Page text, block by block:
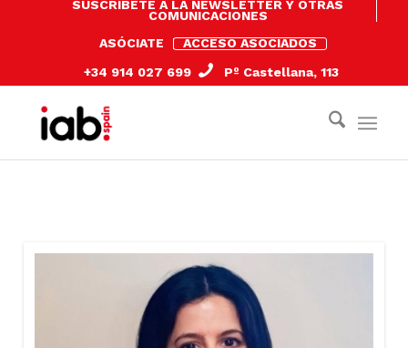
SUSCRÍBETE A LA NEWSLETTER Y OTRAS
COMUNICACIONES
ASÓCIATE
ACCESO ASOCIADOS
+34 914 027 699
Pº Castellana, 113